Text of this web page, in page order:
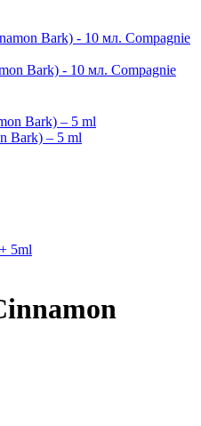
Bark) - 10 мл. Compagnie
Bark) – 5 ml